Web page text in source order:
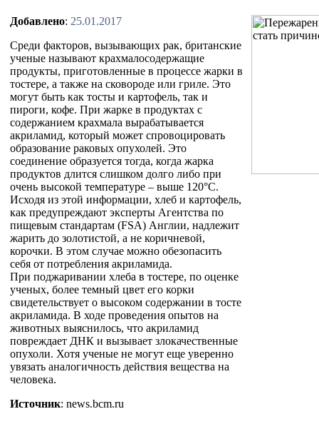
Добавлено: 25.01.2017
Среди факторов, вызывающих рак, британские
ученые называют крахмалосодержащие
продукты, приготовленные в процессе жарки в
тостере, а также на сковороде или гриле. Это
могут быть как тосты и картофель, так и
пироги, кофе. При жарке в продуктах с
содержанием крахмала вырабатывается
акриламид, который может спровоцировать
образование раковых опухолей. Это
соединение образуется тогда, когда жарка
продуктов длится слишком долго либо при
очень высокой температуре – выше 120°С.
Исходя из этой информации, хлеб и картофель,
как предупреждают эксперты Агентства по
пищевым стандартам (FSA) Англии, надлежит
жарить до золотистой, а не коричневой,
корочки. В этом случае можно обезопасить
себя от потребления акриламида.
При поджаривании хлеба в тостере, по оценке
ученых, более темный цвет его корки
свидетельствует о высоком содержании в тосте
акриламида. В ходе проведения опытов на
животных выяснилось, что акриламид
повреждает ДНК и вызывает злокачественные
опухоли. Хотя ученые не могут еще уверенно
увязать аналогичность действия вещества на
человека.
Источник: news.bcm.ru